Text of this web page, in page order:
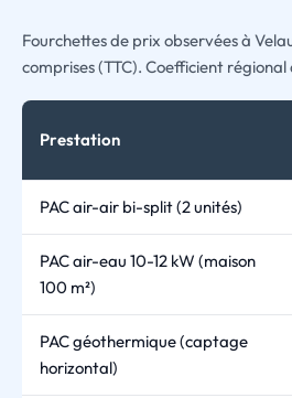
Fourchettes de prix observées à
comprises (TTC). Coefficient régional
Prestation
PAC air-air bi-split (2 unités)
PAC air-eau 10-12 kW (maison
100 m²)
PAC géothermique (captage
horizontal)